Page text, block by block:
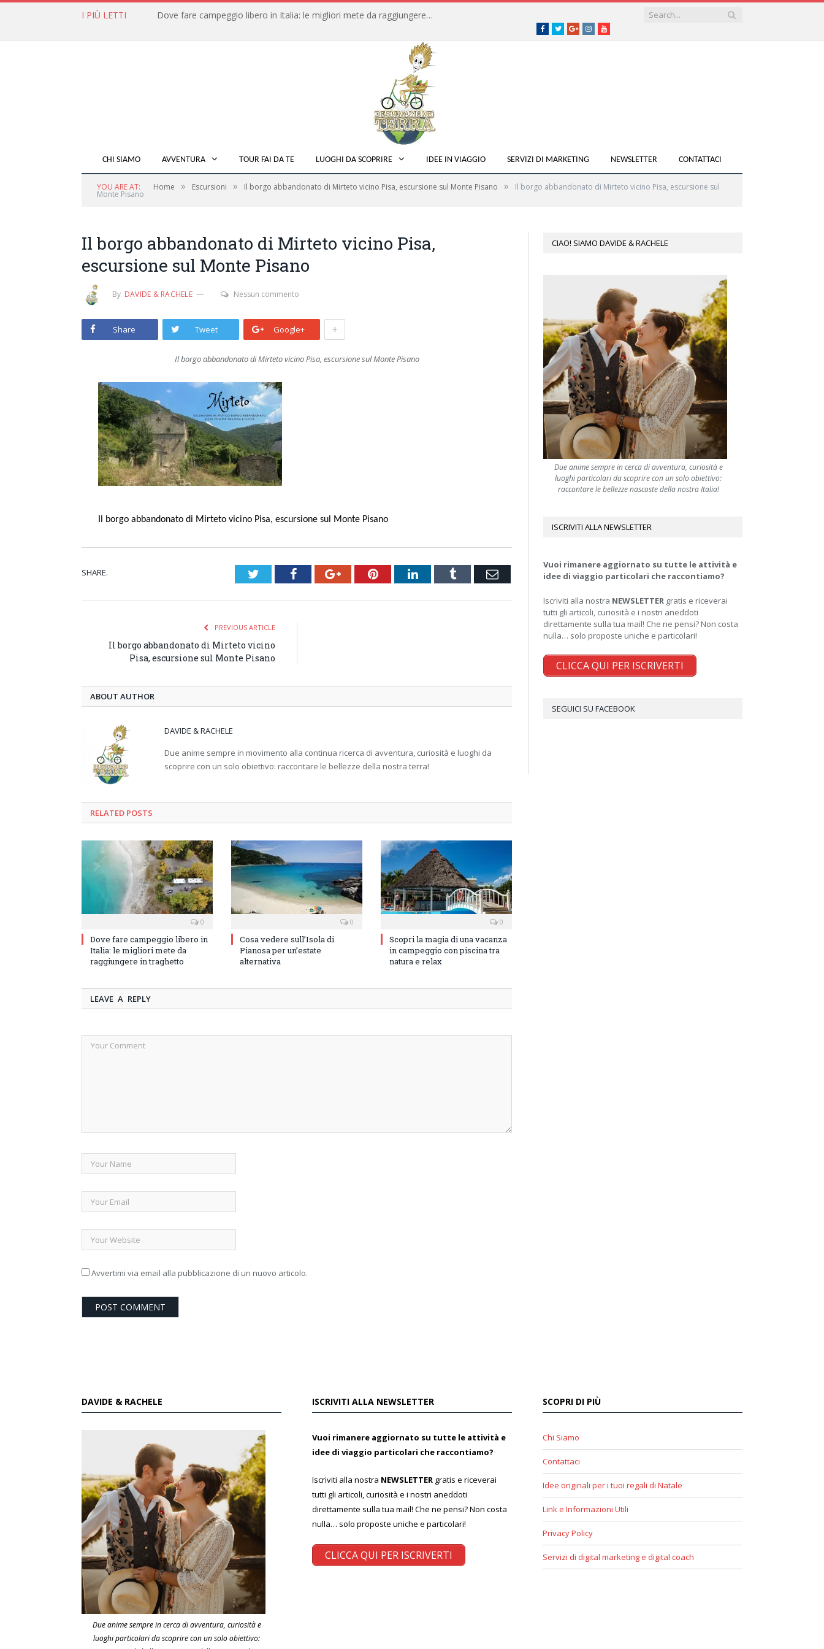
I PIÙ LETTI Dove fare campeggio libero in Italia: le migliori mete da raggiungere in traghetto
Facebook
TwitterGoogle+instagramyoutube
CHI SIAMO AVVENTURA TOUR FAI DA TE LUOGHI DA SCOPRIRE IDEE IN VIAGGIO SERVIZI DI MARKETING NEWSLETTER CONTATTACI
YOU ARE AT: Home » Escursioni » Il borgo abbandonato di Mirteto vicino Pisa, escursione sul Monte Pisano » Il borgo abbandonato di Mirteto vicino Pisa, escursione sul
Monte Pisano
Il borgo abbandonato di Mirteto vicino Pisa,
escursione sul Monte Pisano
By DAVIDE & RACHELE Nessun commento
Share Tweet Google+ +
Il borgo abbandonato di Mirteto vicino Pisa, escursione sul Monte Pisano
Il borgo abbandonato di Mirteto vicino Pisa, escursione sul Monte Pisano
SHARE. TwitterFacebookGoogle+PinterestLinkedInTumblr Email
PREVIOUS ARTICLE
Il borgo abbandonato di Mirteto vicino
Pisa, escursione sul Monte Pisano
ABOUT AUTHOR
DAVIDE & RACHELE
Due anime sempre in movimento alla continua ricerca di avventura, curiosità e luoghi da
scoprire con un solo obiettivo: raccontare le bellezze della nostra terra!
RELATED POSTS
0
Dove fare campeggio libero in
Italia: le migliori mete da
raggiungere in traghetto
0
Cosa vedere sull’Isola di
Pianosa per un’estate
alternativa
0
Scopri la magia di una vacanza
in campeggio con piscina tra
natura e relax
LEAVE A REPLY
Avvertimi via email alla pubblicazione di un nuovo articolo.
CIAO! SIAMO DAVIDE & RACHELE
Due anime sempre in cerca di avventura, curiosità e
luoghi particolari da scoprire con un solo obiettivo:
raccontare le bellezze nascoste della nostra Italia!
ISCRIVITI ALLA NEWSLETTER
Vuoi rimanere aggiornato su tutte le attività e
idee di viaggio particolari che raccontiamo?
Iscriviti alla nostra NEWSLETTER gratis e riceverai
tutti gli articoli, curiosità e i nostri aneddoti
direttamente sulla tua mail! Che ne pensi? Non costa
nulla… solo proposte uniche e particolari!
CLICCA QUI PER ISCRIVERTI
SEGUICI SU FACEBOOK
DAVIDE & RACHELE
Due anime sempre in cerca di avventura, curiosità e
luoghi particolari da scoprire con un solo obiettivo:
ISCRIVITI ALLA NEWSLETTER
Vuoi rimanere aggiornato su tutte le attività e
idee di viaggio particolari che raccontiamo?
Iscriviti alla nostra NEWSLETTER gratis e riceverai
tutti gli articoli, curiosità e i nostri aneddoti
direttamente sulla tua mail! Che ne pensi? Non costa
nulla… solo proposte uniche e particolari!
CLICCA QUI PER ISCRIVERTI
SCOPRI DI PIÙ
Chi Siamo
Contattaci
Idee originali per i tuoi regali di Natale
Link e Informazioni Utili
Privacy Policy
Servizi di digital marketing e digital coach